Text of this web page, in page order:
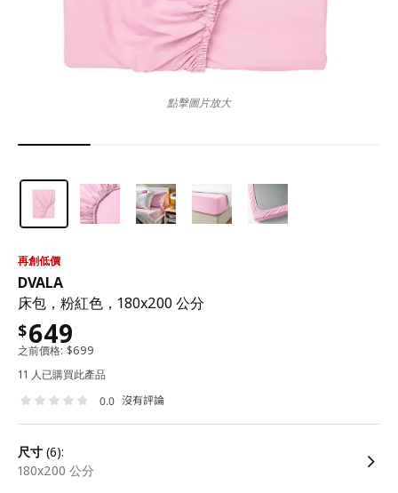
再創低價
DVALA
床包，粉紅色，180x200 公分
$649
之前價格: $699
11 人已購買此產品
0.0 沒有評論
尺寸 (6):
180x200 公分
點擊圖片放大